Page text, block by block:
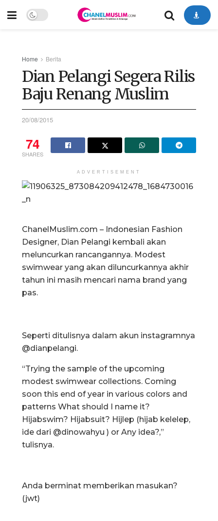
Home Berita
Dian Pelangi Segera Rilis
Baju Renang Muslim
20/08/2015
74
SHARES
ADVERTISEMENT
ChanelMuslim.com – Indonesian Fashion
Designer, Dian Pelangi kembali akan
meluncurkan rancangannya. Modest
swimwear yang akan diluncurkannya akhir
tahun ini masih mencari nama brand yang
pas.
Seperti ditulisnya dalam akun instagramnya
@dianpelangi.
“Trying the sample of the upcoming
modest swimwear collections. Coming
soon this end of year in various colors and
patterns What should I name it?
Hijabswim? Hijabsuit? Hijlep (hijab kelelep,
ide dari @dinowahyu ) or Any idea?,”
tulisnya.
Anda berminat memberikan masukan?
(jwt)